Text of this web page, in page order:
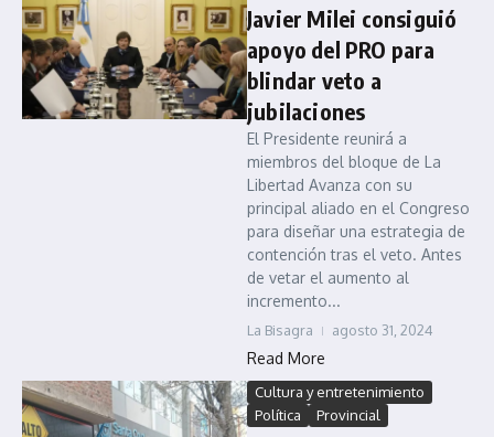
Javier Milei consiguió
apoyo del PRO para
blindar veto a
jubilaciones
El Presidente reunirá a
miembros del bloque de La
Libertad Avanza con su
principal aliado en el Congreso
para diseñar una estrategia de
contención tras el veto. Antes
de vetar el aumento al
incremento...
La Bisagra agosto 31, 2024
Read More
Cultura y entretenimiento
Política
Provincial